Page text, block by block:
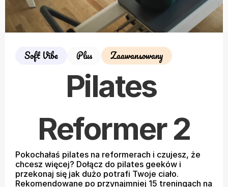
Soft Vibe Plus Zaawansowany
Pilates
Reformer 2
Pokochałaś pilates na reformerach i czujesz, że
chcesz więcej? Dołącz do pilates geeków i
przekonaj się jak dużo potrafi Twoje ciało.
Rekomendowane po przynajmniej 15 treningach na